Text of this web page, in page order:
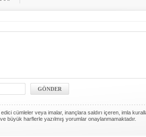
cümleler veya imalar, inançlara saldırı içeren, imla
büyük harflerle yazılmış yorumlar onaylanmamaktadır.